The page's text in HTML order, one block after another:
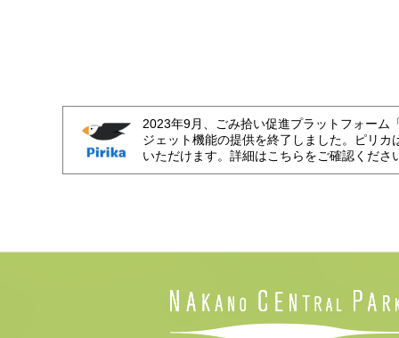
2023年9月、ごみ拾い促進プラットフォーム
ジェット機能の提供を終了しました。ピリカ
いただけます。詳細はこちらをご確認くださ